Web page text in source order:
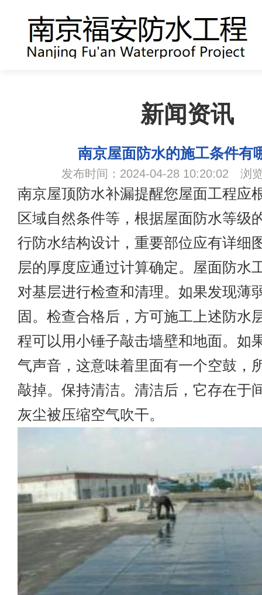
新闻资讯
南京屋面防水的施工条件有
发布时间：2024-04-28 10:20:02 浏
南京屋顶防水补漏提醒您屋面工程应
区域自然条件等，根据屋面防水等级
行防水结构设计，重要部位应有详细
层的厚度应通过计算确定。屋面防水
对基层进行检查和清理。如果发现薄
固。检查合格后，方可施工上述防水
程可以用小锤子敲击墙壁和地面。如
气声音，这意味着里面有一个空鼓，
敲掉。保持清洁。清洁后，它存在于
灰尘被压缩空气吹干。